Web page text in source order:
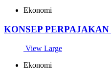
Ekonomi
KONSEP
View Large
Ekonomi